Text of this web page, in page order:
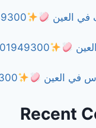
العين
في العين
Recent